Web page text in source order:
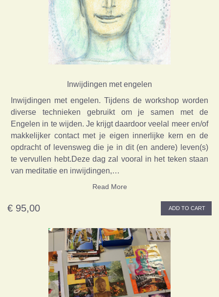
Inwijdingen met engelen
Inwijdingen met engelen. Tijdens de workshop worden
diverse technieken gebruikt om je samen met de
Engelen in te wijden. Je krijgt daardoor veelal meer en/of
makkelijker contact met je eigen innerlijke kern en de
opdracht of levensweg die je in dit (en andere) leven(s)
te vervullen hebt.Deze dag zal vooral in het teken staan
van meditatie en inwijdingen,…
Read More
€ 95,00 ADD TO CART